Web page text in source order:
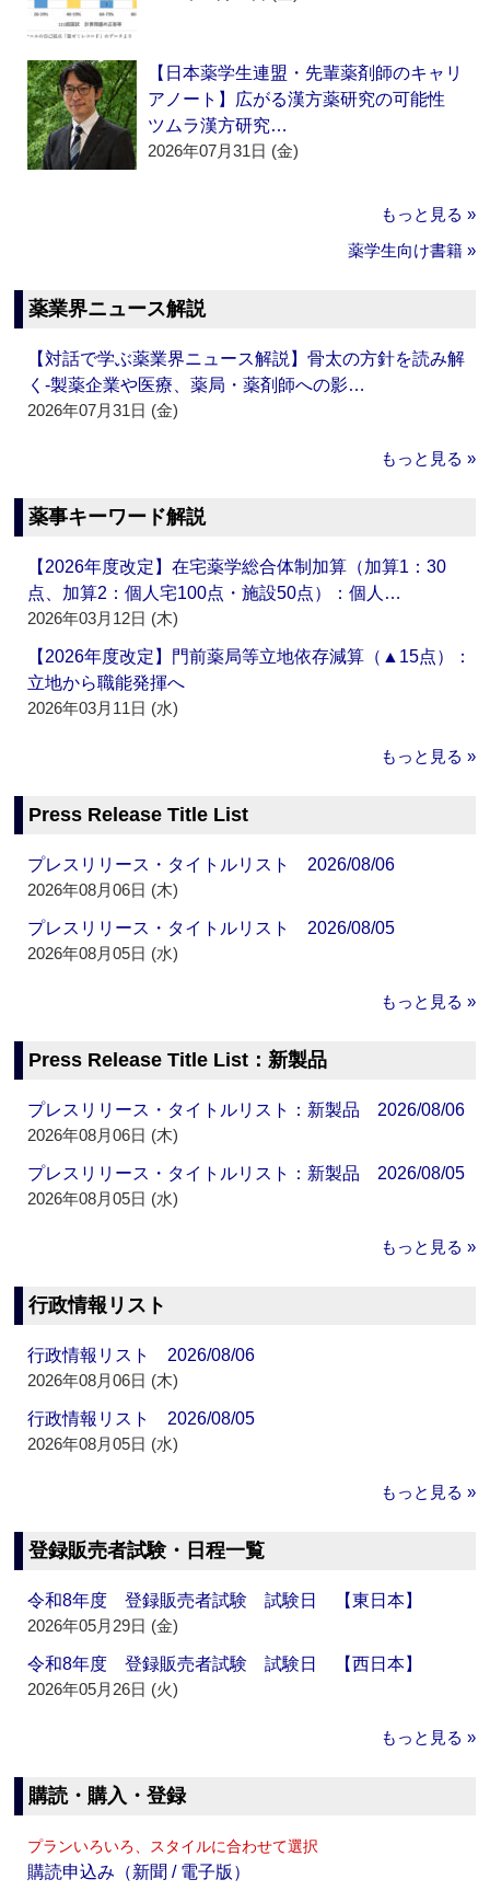
【日本薬学生連盟・先輩薬剤師のキャリ
アノート】広がる漢方薬研究の可能性
ツムラ漢方研究…
2026年07月31日 (金)
もっと見る »
薬学生向け書籍 »
薬業界ニュース解説
【対話で学ぶ薬業界ニュース解説】骨太の方針を読み解
く‐製薬企業や医療、薬局・薬剤師への影…
2026年07月31日 (金)
もっと見る »
薬事キーワード解説
【2026年度改定】在宅薬学総合体制加算（加算1：30
点、加算2：個人宅100点・施設50点）：個人…
2026年03月12日 (木)
【2026年度改定】門前薬局等立地依存減算（▲15点）：
立地から職能発揮へ
2026年03月11日 (水)
もっと見る »
Press Release Title List
プレスリリース・タイトルリスト 2026/08/06
2026年08月06日 (木)
プレスリリース・タイトルリスト 2026/08/05
2026年08月05日 (水)
もっと見る »
Press Release Title List：新製品
プレスリリース・タイトルリスト：新製品 2026/08/06
2026年08月06日 (木)
プレスリリース・タイトルリスト：新製品 2026/08/05
2026年08月05日 (水)
もっと見る »
行政情報リスト
行政情報リスト 2026/08/06
2026年08月06日 (木)
行政情報リスト 2026/08/05
2026年08月05日 (水)
もっと見る »
登録販売者試験・日程一覧
令和8年度 登録販売者試験 試験日 【東日本】
2026年05月29日 (金)
令和8年度 登録販売者試験 試験日 【西日本】
2026年05月26日 (火)
もっと見る »
購読・購入・登録
プランいろいろ、スタイルに合わせて選択
購読申込み（新聞 / 電子版）